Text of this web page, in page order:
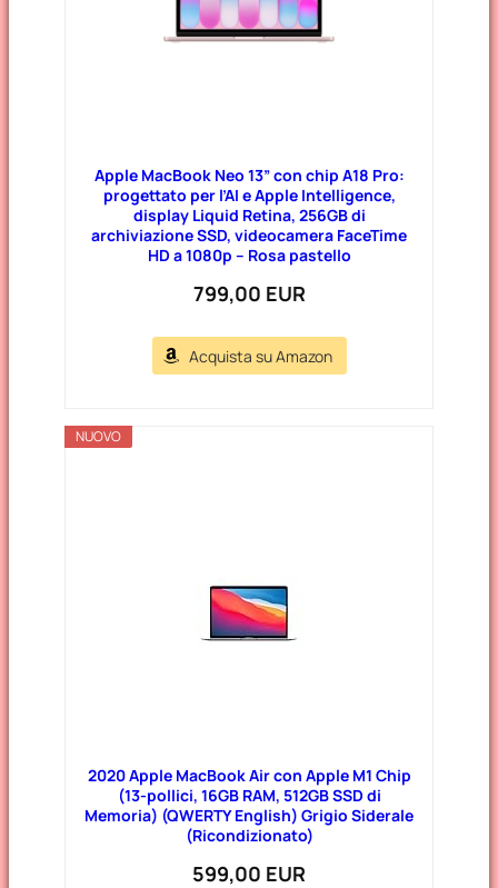
Apple MacBook Neo 13” con chip A18 Pro:
progettato per l’AI e Apple Intelligence,
display Liquid Retina, 256GB di
archiviazione SSD, videocamera FaceTime
HD a 1080p – Rosa pastello
799,00 EUR
Acquista su Amazon
NUOVO
2020 Apple MacBook Air con Apple M1 Chip
(13-pollici, 16GB RAM, 512GB SSD di
Memoria) (QWERTY English) Grigio Siderale
(Ricondizionato)
599,00 EUR